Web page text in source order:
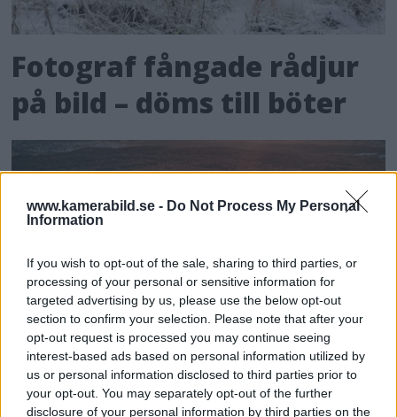
www.kamerabild.se - Do Not Process My Personal
Information
If you wish to opt-out of the sale, sharing to third parties, or
processing of your personal or sensitive information for
targeted advertising by us, please use the below opt-out
section to confirm your selection. Please note that after your
opt-out request is processed you may continue seeing
interest-based ads based on personal information utilized by
us or personal information disclosed to third parties prior to
your opt-out. You may separately opt-out of the further
disclosure of your personal information by third parties on the
Fotograf fångade rådjur
på bild – döms till böter